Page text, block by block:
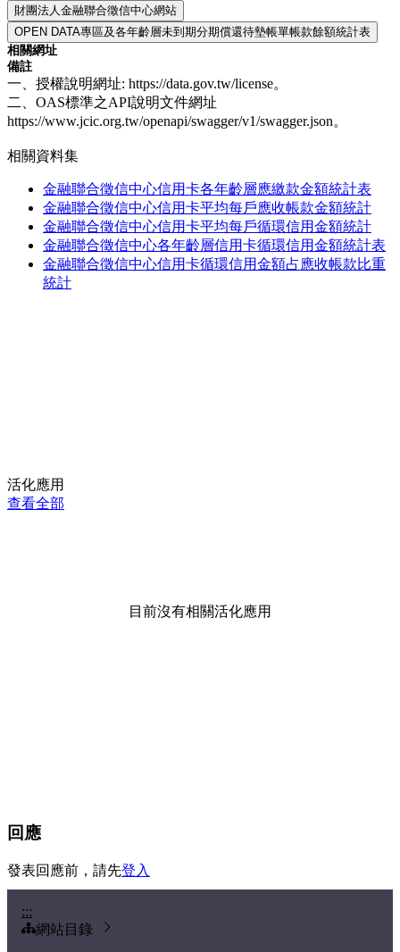
財團法人金融聯合徵信中心網站
OPEN DATA專區及各年齡層未到期分期償還待墊帳單帳款餘額統計表
相關網址
備註
一、授權說明網址: https://data.gov.tw/license。
二、OAS標準之API說明文件網址
https://www.jcic.org.tw/openapi/swagger/v1/swagger.json。
相關資料集
金融聯合徵信中心信用卡各年齡層應繳款金額統計表
金融聯合徵信中心信用卡平均每戶應收帳款金額統計
金融聯合徵信中心信用卡平均每戶循環信用金額統計
金融聯合徵信中心各年齡層信用卡循環信用金額統計表
金融聯合徵信中心信用卡循環信用金額占應收帳款比重
統計
活化應用
查看全部
目前沒有相關活化應用
回應
發表回應前，請先登入
:::
網站目錄